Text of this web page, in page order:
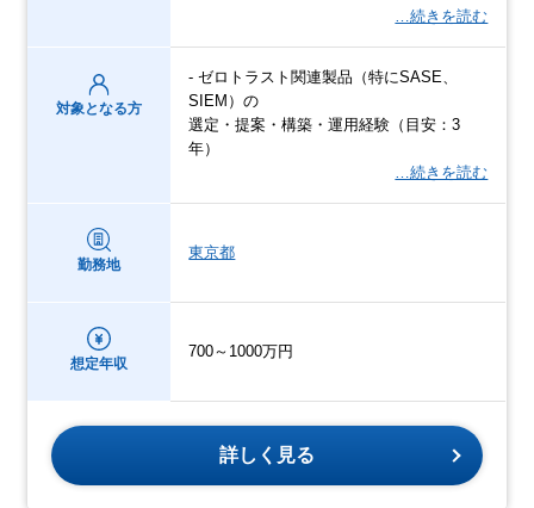
…続きを読む
対象となる方
- ゼロトラスト関連製品（特にSASE、
SIEM）の
選定・提案・構築・運用経験（目安：3
年）
…続きを読む
勤務地
東京都
想定年収
700～1000万円
詳しく見る